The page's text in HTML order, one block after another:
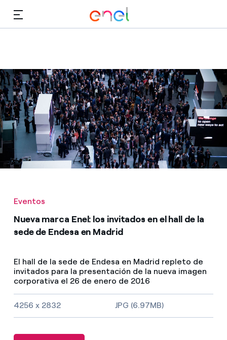
Inversores
Eventos
Nueva marca Enel: los invitados en el hall de la
sede de Endesa en Madrid
El hall de la sede de Endesa en Madrid repleto de
invitados para la presentación de la nueva imagen
corporativa el 26 de enero de 2016
Tamaño de la imagen y tipo de fichero
4256 x 2832 JPG (6.97MB)